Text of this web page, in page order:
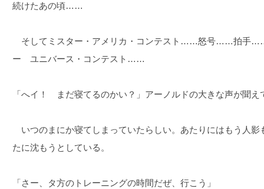
続けたあの頃……
そしてミスター・アメリカ・コンテスト……怒号……拍
ー ユニバース・コンテスト……
「へイ！ まだ寝てるのかい？」アーノルドの大きな声が聞え
いつのまにか寝てしまっていたらしい。あたりにはもう人影
たに沈もうとしている。
「さー、タ方のトレーニングの時間だぜ、行こう」